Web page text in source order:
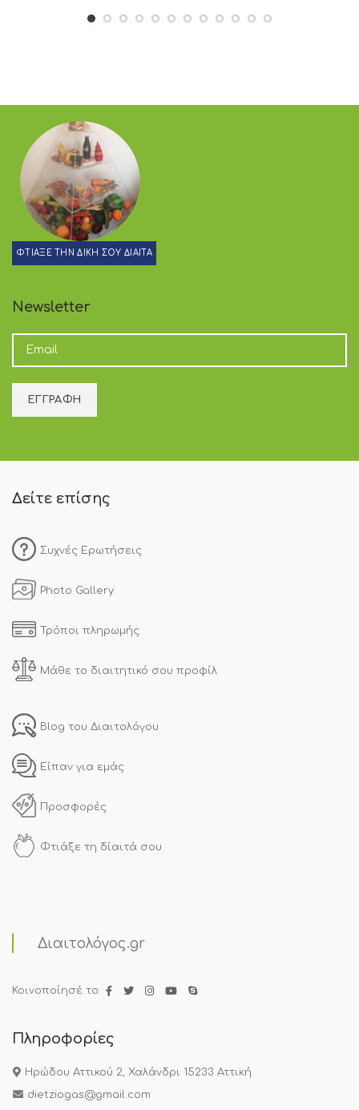
ΦΤΙΑΞΕ ΤΗΝ ΔΙΚΗ ΣΟΥ ΔΙΑΙΤΑ
Newsletter
Δείτε επίσης
Συχνές Ερωτήσεις
Photo Gallery
Τρόποι πληρωμής
Μάθε το διαιτητικό σου προφίλ
Blog του Διαιτολόγου
Είπαν για εμάς
Προσφορές
Φτιάξε τη δίαιτά σου
Διαιτολόγος.gr
Κοινοποίησέ το:
Πληροφορίες
Ηρώδου Αττικού 2, Χαλάνδρι 15233 Αττική
dietziogas@gmail.com